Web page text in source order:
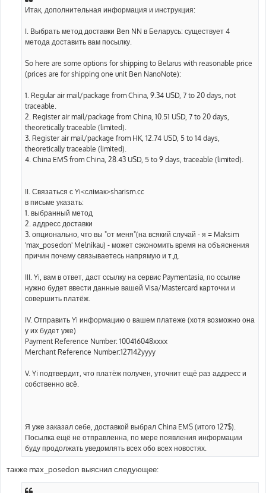
Итак, дополнительная информация и инструкция:
I. Выбрать метод доставки Ben NN в Беларусь: существует 4
метода доставить вам посылку.
So here are some options for shipping to Belarus with reasonable price
(prices are for shipping one unit Ben NanoNote):
1. Regular air mail/package from China, 9.34 USD, 7 to 20 days, not
traceable.
2. Register air mail/package from China, 10.51 USD, 7 to 20 days,
theoretically traceable (limited).
3. Register air mail/package from HK, 12.74 USD, 5 to 14 days,
theoretically traceable (limited).
4. China EMS from China, 28.43 USD, 5 to 9 days, traceable (limited).
II. Связаться с Yi<слiмак>sharism.cc
в письме указать:
1. выбранный метод
2. аддресс доставки
3. опционально, что вы "от меня"(на всякий случай - я = Maksim
'max_posedon' Melnikau) - может сэкономить время на объяснения
причин почему связываетесь напрямую и т.д.
III. Yi, вам в ответ, даст ссылку на сервис Paymentasia, по ссылке
нужно будет ввести данные вашей Visa/Mastercard карточки и
совершить платёж.
IV. Отправить Yi информацию о вашем платеже (хотя возможно она
у их будет уже)
Payment Reference Number: 100416048xxxx
Merchant Reference Number:127142yyyy
V. Yi подтвердит, что платёж получен, уточнит ещё раз аддресс и
собственно всё.
Я уже заказал себе, доставкой выбрал China EMS (итого 127$).
Посылка ещё не отправленна, по мере появления информации
буду продолжать уведомлять всех обо всех новостях.
также max_posedon выяснил следующее: